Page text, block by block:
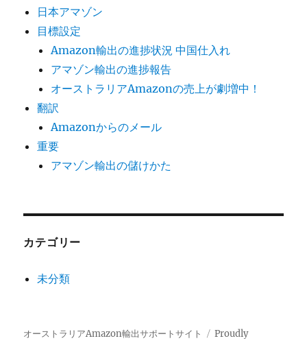
日本アマゾン
目標設定
Amazon輸出の進捗状況 中国仕入れ
アマゾン輸出の進捗報告
オーストラリアAmazonの売上が劇増中！
翻訳
Amazonからのメール
重要
アマゾン輸出の儲けかた
カテゴリー
未分類
オーストラリアAmazon輸出サポートサイト
Proudly